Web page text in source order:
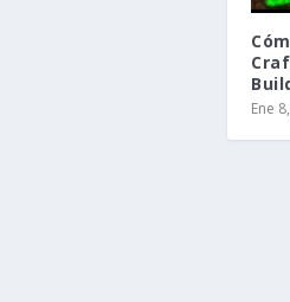
Ene